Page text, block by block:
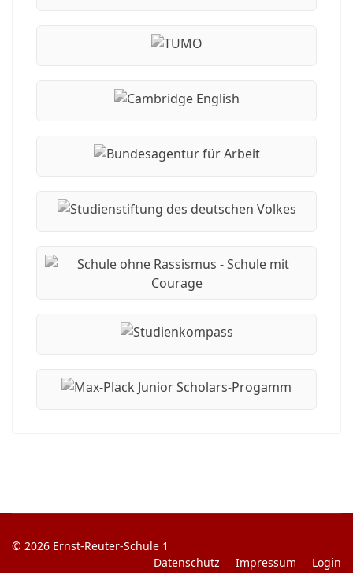
© 2026 Ernst-Reuter-Schule 1
Datenschutz
Impressum Login